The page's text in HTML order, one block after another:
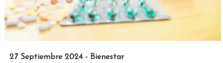
27 Septiembre 2024 - Bienestar